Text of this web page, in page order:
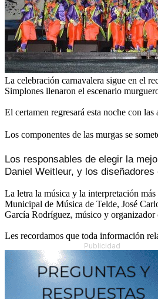
La celebración carnavalera sigue en el
Simplones llenaron el escenario
El certamen regresará esta noche con
Los componentes de las murgas se
Los responsables de elegir la
Daniel Weitleur, y los
La letra la música y la interpretación
Municipal de Música de Telde, José
García Rodríguez, músico y
Les recordamos que toda información
Publicidad